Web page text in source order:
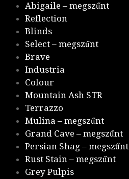
Abigaile – megszűnt
Reflection
Blinds
Select – megszűnt
Brave
Industria
Colour
Mountain Ash STR
Terrazzo
Mulina – megszűnt
Grand Cave – megszűnt
Persian Shag – megszűnt
Rust Stain – megszűnt
Grey Pulpis